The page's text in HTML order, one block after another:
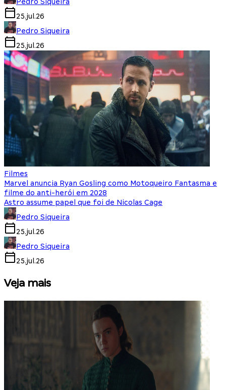
25.jul.26
Pedro Siqueira
25.jul.26
Filmes
Marvel anuncia Ryan Gosling como Motoqueiro Fantasma e
filme do anti-herói em 2028
Astro assume papel que foi de Nicolas Cage
Pedro Siqueira
25.jul.26
Pedro Siqueira
25.jul.26
Veja mais